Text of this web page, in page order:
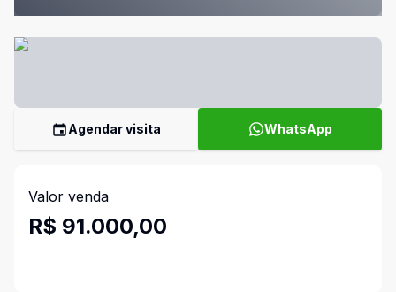
Agendar visita WhatsApp
Valor venda
R$ 91.000,00